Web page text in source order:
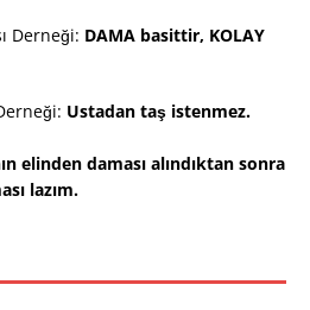
Derneği: DAMA basittir, KOLAY
Ustadan taş istenmez.
elinden daması alındıktan sonra
lazım.